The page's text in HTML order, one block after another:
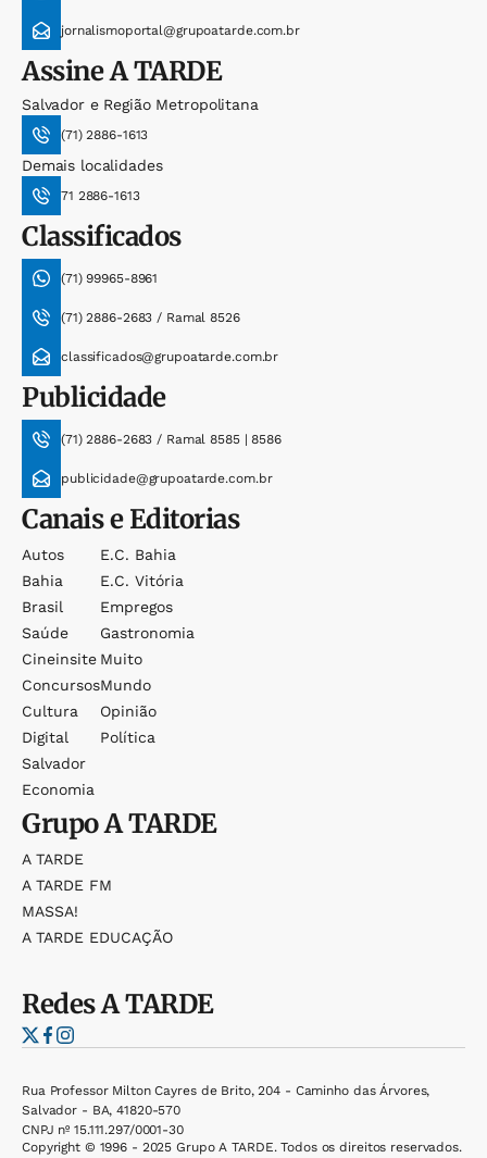
jornalismoportal@grupoatarde.com.br
AssineA TARDE
Salvador e Região Metropolitana
(71) 2886-1613
Demais localidades
71 2886-1613
Classificados
(71) 99965-8961
(71) 2886-2683 / Ramal 8526
classificados@grupoatarde.com.br
Publicidade
(71) 2886-2683 / Ramal 8585 | 8586
publicidade@grupoatarde.com.br
Canais e Editorias
Autos
Bahia
Brasil
Saúde
Cineinsite
Concursos
Cultura
Digital
Salvador
Economia
E.c. Bahia
E.c. Vitória
Empregos
Gastronomia
Muito
Mundo
Opinião
Política
GrupoA TARDE
A TARDE
A TARDE FM
MASSA!
A TARDE EDUCAÇÃO
RedesA TARDE
Rua Professor Milton Cayres de Brito, 204 - Caminho das Árvores,
Salvador - BA, 41820-570
CNPJ nº 15.111.297/0001-30
Copyright © 1996 - 2025 Grupo A TARDE. Todos os direitos reservados.